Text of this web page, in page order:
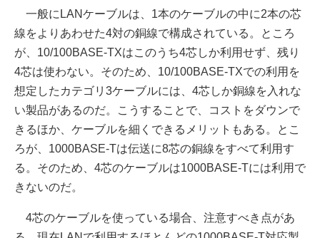
一般にLANケーブルは、1本のケーブルの中に2本の芯
線をよりあわせた4対の銅線で構成されている。ところ
が、10/100BASE-TXはこのうち4芯しか利用せず、残り
4芯は使わない。そのため、10/100BASE-TXでの利用を
想定したカテゴリ3ケーブルには、4芯しか銅線を入れな
い製品があるのだ。こうすることで、コストをダウンで
きるほか、ケーブルを細くできるメリットもある。とこ
ろが、1000BASE-Tは伝送に8芯の銅線をすべて利用す
る。そのため、4芯のケーブルは1000BASE-Tには利用で
きないのだ。
4芯のケーブルを使っている場合、注意すべき点があ